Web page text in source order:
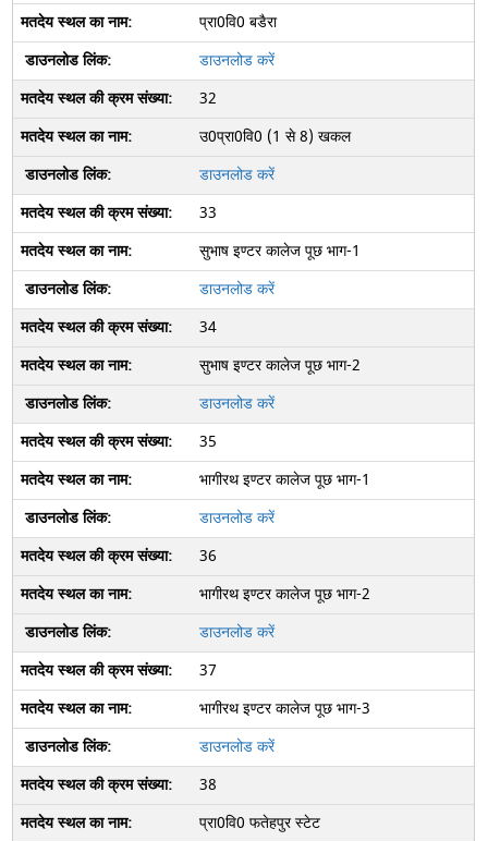
प्रा0वि0 बडैरा
डाउनलोड करें
32
उ0प्रा0वि0 (1 से 8) खकल
डाउनलोड करें
33
सुभाष इण्‍टर कालेज पूछ भाग-1
डाउनलोड करें
34
सुभाष इण्‍टर कालेज पूछ भाग-2
डाउनलोड करें
35
भागीरथ इण्‍टर कालेज पूछ भाग-1
डाउनलोड करें
36
भागीरथ इण्‍टर कालेज पूछ भाग-2
डाउनलोड करें
37
भागीरथ इण्‍टर कालेज पूछ भाग-3
डाउनलोड करें
38
प्रा0वि0 फतेहपुर स्टेट